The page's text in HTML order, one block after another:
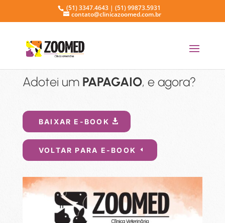
(51) 3347.4643 | (51) 99873.5931
contato@clinicazoomed.com.br
Adotei um PAPAGAIO, e agora?
BAIXAR E-BOOK
VOLTAR PARA E-BOOK